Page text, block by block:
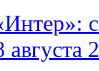
августа